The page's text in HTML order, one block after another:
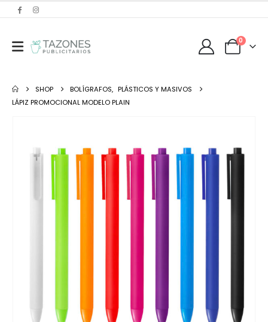
0
SHOP BOLÍGRAFOS, PLÁSTICOS Y MASIVOS
LÁPIZ PROMOCIONAL MODELO PLAIN